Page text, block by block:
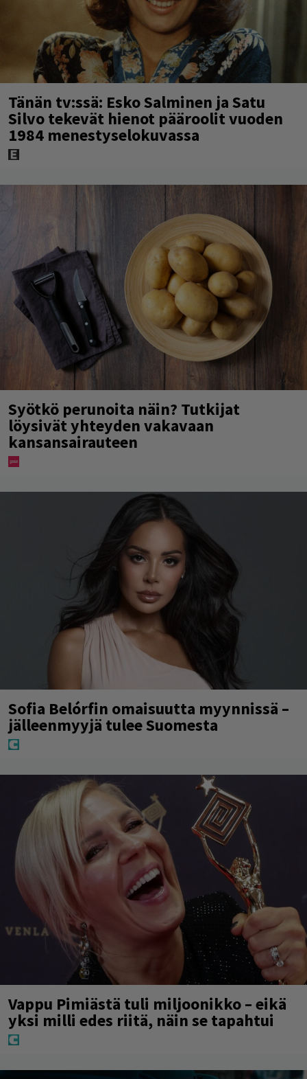
Tänän tv:ssä: Esko Salminen ja Satu
Silvo tekevät hienot pääroolit vuoden
1984 menestyselokuvassa
Syötkö perunoita näin? Tutkijat
löysivät yhteyden vakavaan
kansansairauteen
Sofia Belórfin omaisuutta myynnissä –
jälleenmyyjä tulee Suomesta
Vappu Pimiästä tuli miljoonikko – eikä
yksi milli edes riitä, näin se tapahtui